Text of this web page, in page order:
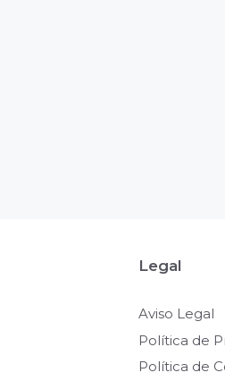
Legal
Aviso Legal
Política de
Política de